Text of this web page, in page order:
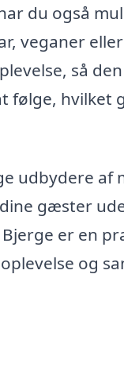
du også
veganer
så
følge, hvilket
udbydere af
gæster
er en
og